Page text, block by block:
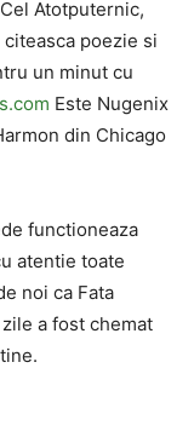
Atotputernic,
poezie si
un minut cu
Este Nugenix
din Chicago
functioneaza
atentie toate
noi ca Fata
a fost chemat